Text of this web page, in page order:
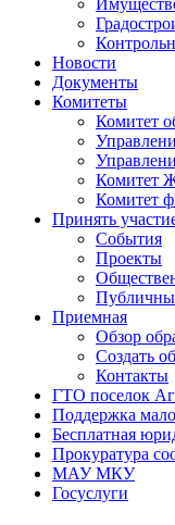
Новости
Документы
Комитеты
Комитет
Комитет
Комитет
Принять
События
Проекты
Приемная
Обзор
Создать
Контакты
ГТО поселок
Поддержка
Бесплатная
Прокуратура
МАУ МКУ
Госуслуги